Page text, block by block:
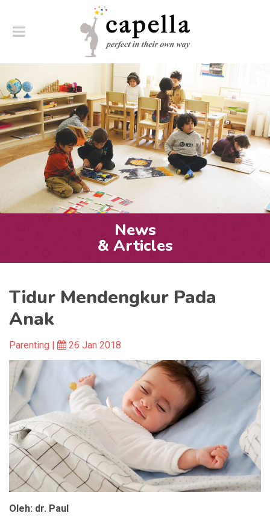
News
& Articles
Tidur Mendengkur Pada
Anak
Parenting | 26 Jan 2018
Oleh: dr. Paul